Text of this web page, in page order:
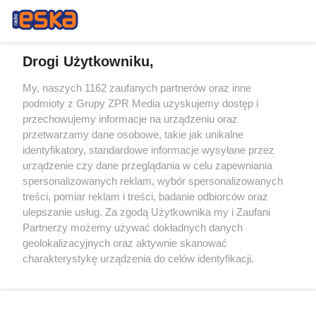
Żaden utwór zamieszczony w serwisie nie może być powielany i
rozpowszechniany lub dalej rozpowszechniany w jakikolwiek sposób (w
tym także elektroniczny lub mechaniczny) na jakimkolwiek polu
eksploatacji w jakiejkolwiek formie, włącznie z umieszczaniem w
Internecie bez pisemnej zgody właściciela praw. Jakiekolwiek użycie lub
wykorzystanie utworów w całości lub w części z naruszeniem prawa,
tzn. bez właściwej zgody, jest zabronione pod groźbą kary i może być
ścigane prawnie.
Drogi Użytkowniku,
My, naszych 1162 zaufanych partnerów oraz inne
podmioty z Grupy ZPR Media uzyskujemy dostęp i
przechowujemy informacje na urządzeniu oraz
przetwarzamy dane osobowe, takie jak unikalne
identyfikatory, standardowe informacje wysyłane przez
urządzenie czy dane przeglądania w celu zapewniania
spersonalizowanych reklam, wybór spersonalizowanych
treści, pomiar reklam i treści, badanie odbiorców oraz
ulepszanie usług. Za zgodą Użytkownika my i Zaufani
Partnerzy możemy używać dokładnych danych
geolokalizacyjnych oraz aktywnie skanować
charakterystykę urządzenia do celów identyfikacji.